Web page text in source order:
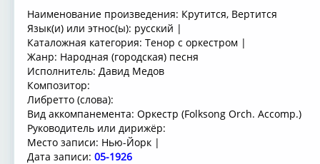
Наименование произведения: Крутится, Вертится
Язык(и) или этнос(ы): русский |
Каталожная категория: Тенор с оркестром |
Жанр: Народная (городская) песня
Исполнитель: Давид Медов
Композитор:
Либретто (cлова):
Вид аккомпанемента: Оркестр (Folksong Orch. Accomp.)
Руководитель или дирижёр:
Место записи: Нью-Йорк |
Дата записи: 05-1926